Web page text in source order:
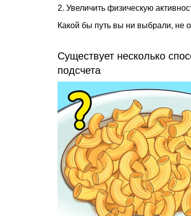
Увеличить физическую
Какой бы путь вы ни выбрали, не
Существует несколько
подсчета